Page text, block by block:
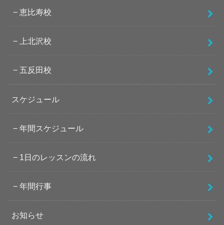
恵比寿校
上北沢校
五反田校
スケジュール
年間スケジュール
1日のレッスンの流れ
年間行事
お知らせ